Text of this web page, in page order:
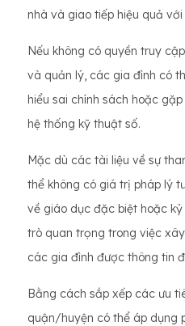
nhà và giao tiếp hiệu quả với
Nếu không có quyền truy
và quản lý, các gia đình có
hiểu sai chính sách hoặc
hệ thống kỹ thuật số.
Mặc dù các tài liệu về sự
thể không có giá trị pháp lý
về giáo dục đặc biệt hoặc
trò quan trọng trong việc
các gia đình được thông tin
Bằng cách sắp xếp các ưu
quận/huyện có thể áp dụng